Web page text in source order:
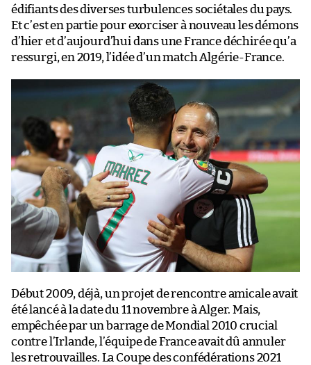
édifiants des diverses turbulences sociétales du pays.
Et c’est en partie pour exorciser à nouveau les démons
d’hier et d’aujourd’hui dans une France déchirée qu’a
ressurgi, en 2019, l’idée d’un match Algérie-France.
Début 2009, déjà, un projet de rencontre amicale avait
été lancé à la date du 11 novembre à Alger. Mais,
empêchée par un barrage de Mondial 2010 crucial
contre l’Irlande, l’équipe de France avait dû annuler
les retrouvailles. La Coupe des confédérations 2021